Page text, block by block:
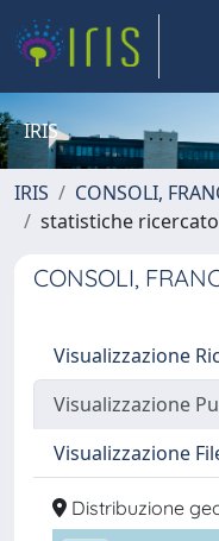
IRIS
IRIS
CONSOLI,
statistiche
CONSOLI,
Visualizzazione
Visualizzazione
Visualizzazione
Distribuzione